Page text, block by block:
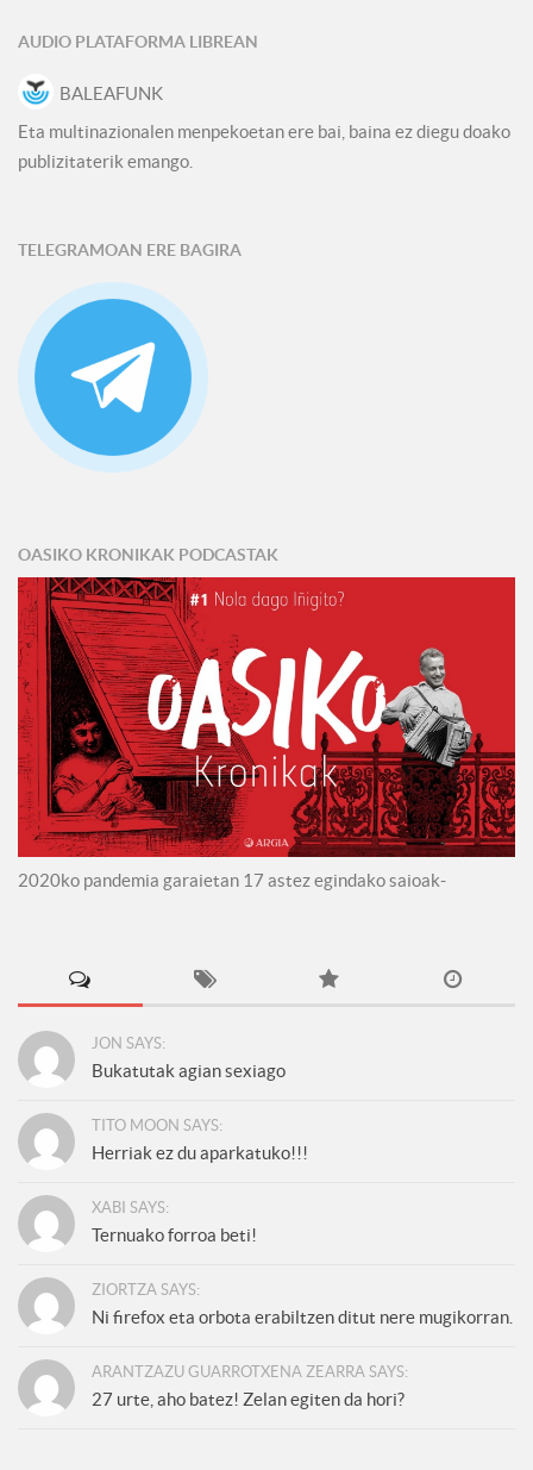
AUDIO PLATAFORMA LIBREAN
BALEAFUNK
Eta multinazionalen menpekoetan ere bai, baina ez diegu doako
publizitaterik emango.
TELEGRAMOAN ERE BAGIRA
OASIKO KRONIKAK PODCASTAK
2020ko pandemia garaietan 17 astez egindako saioak-
JON SAYS:
Bukatutak agian sexiago
TITO MOON SAYS:
Herriak ez du aparkatuko!!!
XABI SAYS:
Ternuako forroa beti!
ZIORTZA SAYS:
Ni firefox eta orbota erabiltzen ditut nere mugikorran.
ARANTZAZU GUARROTXENA ZEARRA SAYS:
27 urte, aho batez! Zelan egiten da hori?